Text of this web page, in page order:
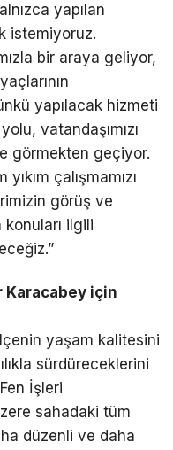
yapılan
istemiyoruz.
bir araya geliyor,
yapılacak hizmeti
vatandaşımızı
görmekten geçiyor.
çalışmamızı
görüş ve
ilgili
Karacabey için
yaşam kalitesini
sürdüreceklerini
İşleri
sahadaki tüm
düzenli ve daha